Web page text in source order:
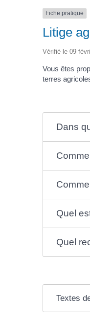
Fiche pratique
Litige
Vérifié le 09
Vous êtes
terres
Dans
Quel
Quel
Textes